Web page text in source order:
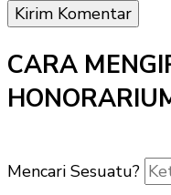
CARA
Mencari Sesuatu?